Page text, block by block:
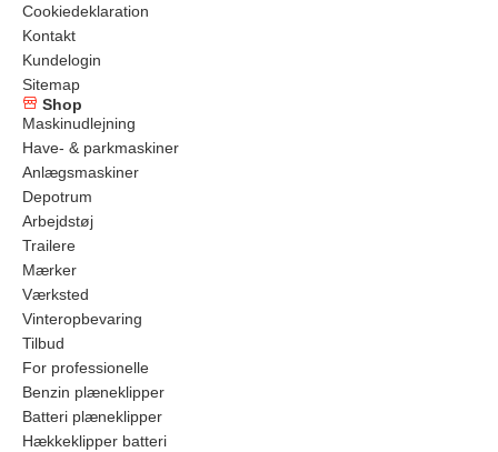
Cookiedeklaration
Kontakt
Kundelogin
Sitemap
Shop
Maskinudlejning
Have- & parkmaskiner
Anlægsmaskiner
Depotrum
Arbejdstøj
Trailere
Mærker
Værksted
Vinteropbevaring
Tilbud
For professionelle
Benzin plæneklipper
Batteri plæneklipper
Hækkeklipper batteri